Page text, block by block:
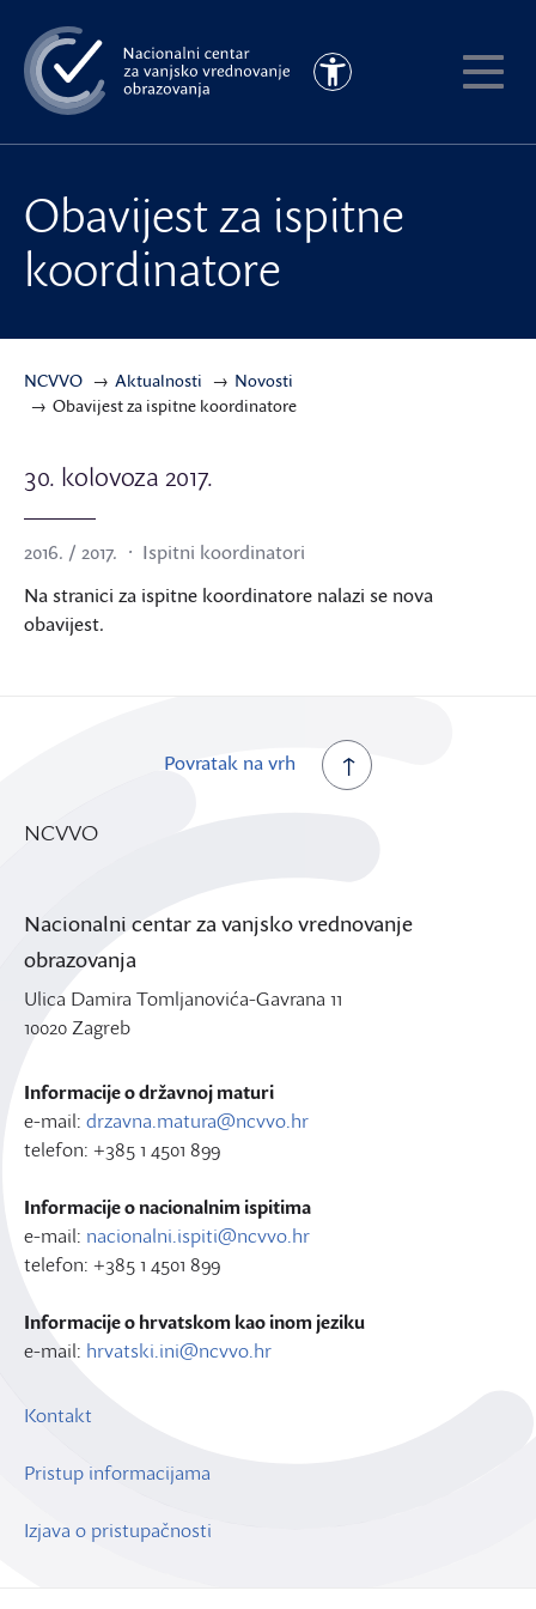
na
glavni
sadržaj
Pristupačnost
Obavijest za ispitne
koordinatore
NCVVO Aktualnosti
Novosti
Obavijest za ispitne koordinatore
30. kolovoza 2017.
2016. / 2017.
Ispitni koordinatori
Na stranici za ispitne koordinatore nalazi se nova
obavijest.
Povratak na vrh
NCVVO
Nacionalni centar za vanjsko vrednovanje
obrazovanja
Ulica Damira Tomljanovića-Gavrana 11
10020 Zagreb
Informacije o državnoj maturi
e-mail: drzavna.matura@ncvvo.hr
telefon: +385 1 4501 899
Informacije o nacionalnim ispitima
e-mail: nacionalni.ispiti@ncvvo.hr
telefon: +385 1 4501 899
Informacije o hrvatskom kao inom jeziku
e-mail: hrvatski.ini@ncvvo.hr
Kontakt
Pristup informacijama
Izjava o pristupačnosti